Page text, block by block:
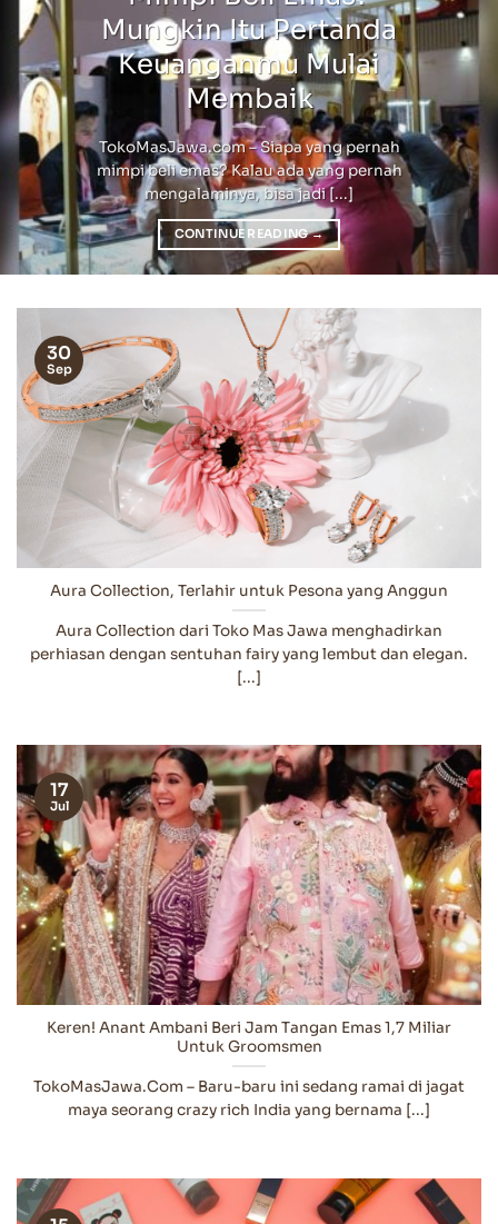
Mungkin Itu Pertanda
Keuanganmu Mulai
Membaik
TokoMasJawa.com – Siapa yang pernah
mimpi beli emas? Kalau ada yang pernah
mengalaminya, bisa jadi [...]
CONTINUE READING→
Aura Collection, Terlahir untuk Pesona yang Anggun
Aura Collection dari Toko Mas Jawa menghadirkan
perhiasan dengan sentuhan fairy yang lembut dan elegan.
[...]
30
Sep
Keren! Anant Ambani Beri Jam Tangan Emas 1,7 Miliar
Untuk Groomsmen
TokoMasJawa.Com – Baru-baru ini sedang ramai di jagat
maya seorang crazy rich India yang bernama [...]
17
Jul